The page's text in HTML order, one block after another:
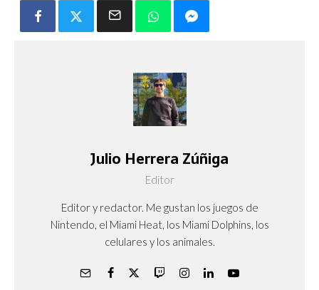
Julio Herrera Zúñiga
Editor
Editor y redactor. Me gustan los juegos de
Nintendo, el Miami Heat, los Miami Dolphins, los
celulares y los animales.